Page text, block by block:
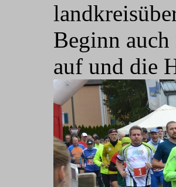
Beginn
auf und die